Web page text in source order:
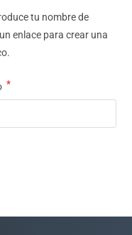
tu nombre de
enlace para crear una
*